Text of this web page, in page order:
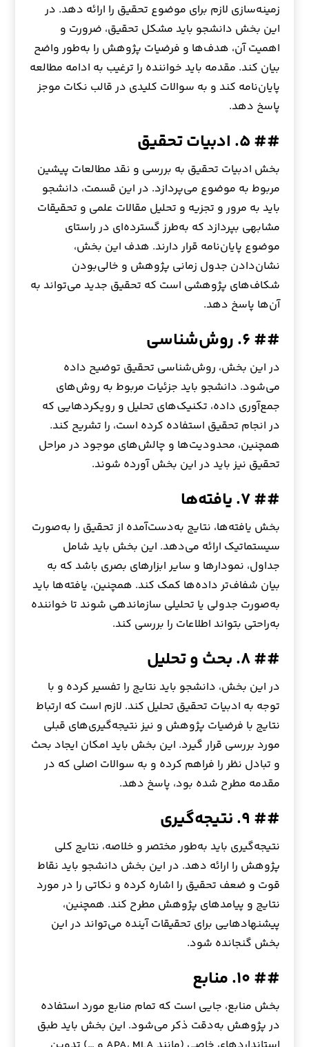
زمینه‌سازی لازم برای موضوع تحقیق را ارائه دهد. در
این بخش دانشجو باید مشکل تحقیق، ضرورت و
اهمیت آن، هدف‌ها و فرضیات پژوهش را به‌طور واضح
بیان کند. مقدمه باید خواننده را ترغیب به ادامه مطالعه
پایان‌نامه کند و به سوالات کلیدی در قالب نکات موجز
پاسخ دهد.
## ۵. ادبیات تحقیق
بخش ادبیات تحقیق به بررسی و نقد مطالعات پیشین
مربوط به موضوع می‌پردازد. در این قسمت، دانشجو
باید به مرور و تجزیه و تحلیل مقالات علمی و تحقیقات
مشابهی بپردازد که به‌طرز گسترده‌ای در راستای
موضوع پایان‌نامه قرار دارند. هدف این بخش،
نشان‌دادن جدول زمانی پژوهش و خالی‌بودن
شکاف‌های پژوهشی است که تحقیق جدید می‌تواند به
آن‌ها پاسخ دهد.
## ۶. روش‌شناسی
در این بخش، روش‌شناسی تحقیق توضیح داده
می‌شود. دانشجو باید جزئیات مربوط به روش‌های
جمع‌آوری داده، تکنیک‌های تحلیل و رویکردهایی که
در انجام تحقیق استفاده کرده است، را تشریح کند.
همچنین، محدودیت‌ها و چالش‌های موجود در مراحل
تحقیق نیز باید در این بخش آورده شوند.
## ۷. یافته‌ها
بخش یافته‌ها، نتایج به‌دست‌آمده از تحقیق را به‌صورت
سیستماتیک ارائه می‌دهد. این بخش باید شامل
جداول، نمودارها و سایر ابزارهای بصری باشد که به
بیان شفاف‌تر داده‌ها کمک کند. همچنین، یافته‌ها باید
به‌صورت جدولی یا تحلیلی سازماندهی شوند تا خواننده
به‌راحتی بتواند اطلاعات را بررسی کند.
## ۸. بحث و تحلیل
در این بخش، دانشجو باید نتایج را تفسیر کرده و با
توجه به ادبیات تحقیق تحلیل کند. لازم است که ارتباط
نتایج با فرضیات پژوهش و نیز نتیجه‌گیری‌های قبلی
مورد بررسی قرار گیرد. این بخش باید امکان ایجاد بحث
و تبادل نظر را فراهم کرده و به سوالات اصلی که در
مقدمه مطرح شده بود، پاسخ دهد.
## ۹. نتیجه‌گیری
نتیجه‌گیری باید به‌طور مختصر و خلاصه، نتایج کلی
پژوهش را ارائه دهد. در این بخش دانشجو باید نقاط
قوت و ضعف تحقیق را اشاره کرده و نکاتی را در مورد
نتایج و پیامدهای پژوهش مطرح کند. همچنین،
پیشنهادهایی برای تحقیقات آینده می‌تواند در این
بخش گنجانده شود.
## ۱۰. منابع
بخش منابع، جایی است که تمام منابع مورد استفاده
در پژوهش به‌دقت ذکر می‌شود. این بخش باید طبق